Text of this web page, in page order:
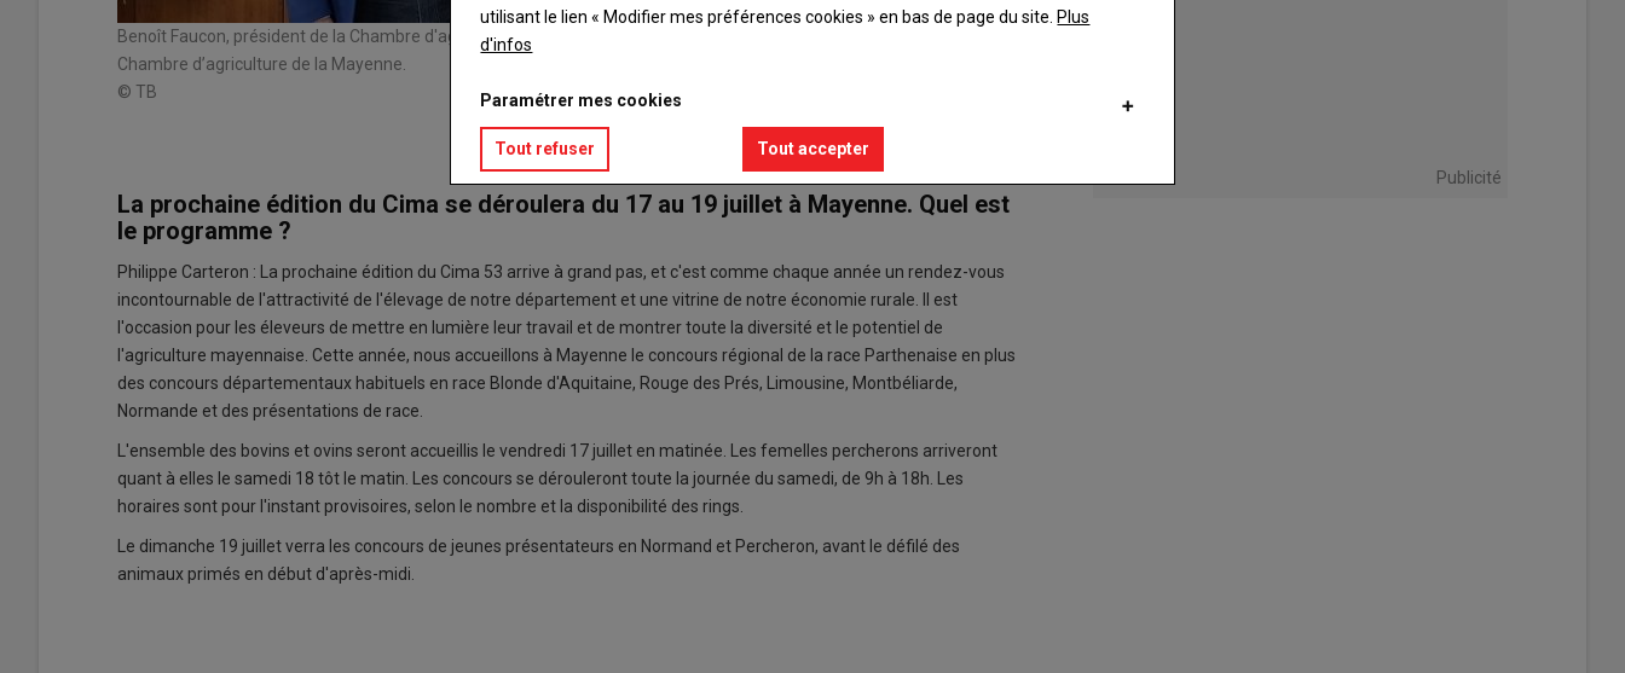
Benoît Faucon, président de la Chambre d'agriculture de la Mayenne, et Philippe Carteron, directeur délégué de la
Chambre d’agriculture de la Mayenne.
© TB
La prochaine édition du Cima se déroulera du 17 au 19 juillet à Mayenne. Quel est
le programme ?
Philippe Carteron : La prochaine édition du Cima 53 arrive à grand pas, et c'est comme chaque année un rendez-vous
incontournable de l'attractivité de l'élevage de notre département et une vitrine de notre économie rurale. Il est
l'occasion pour les éleveurs de mettre en lumière leur travail et de montrer toute la diversité et le potentiel de
l'agriculture mayennaise. Cette année, nous accueillons à Mayenne le concours régional de la race Parthenaise en plus
des concours départementaux habituels en race Blonde d'Aquitaine, Rouge des Prés, Limousine, Montbéliarde,
Normande et des présentations de race.
L'ensemble des bovins et ovins seront accueillis le vendredi 17 juillet en matinée. Les femelles percherons arriveront
quant à elles le samedi 18 tôt le matin. Les concours se dérouleront toute la journée du samedi, de 9h à 18h. Les
horaires sont pour l'instant provisoires, selon le nombre et la disponibilité des rings.
Le dimanche 19 juillet verra les concours de jeunes présentateurs en Normand et Percheron, avant le défilé des
animaux primés en début d'après-midi.
Publicité
utilisant le lien « Modifier mes préférences cookies » en bas de page du site.Plus
d'infos
Paramétrer mes cookies
Tout refuser Tout accepter